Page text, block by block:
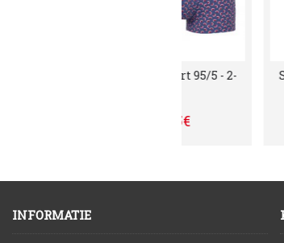
Schiesser Short 95/
INFORMATIE